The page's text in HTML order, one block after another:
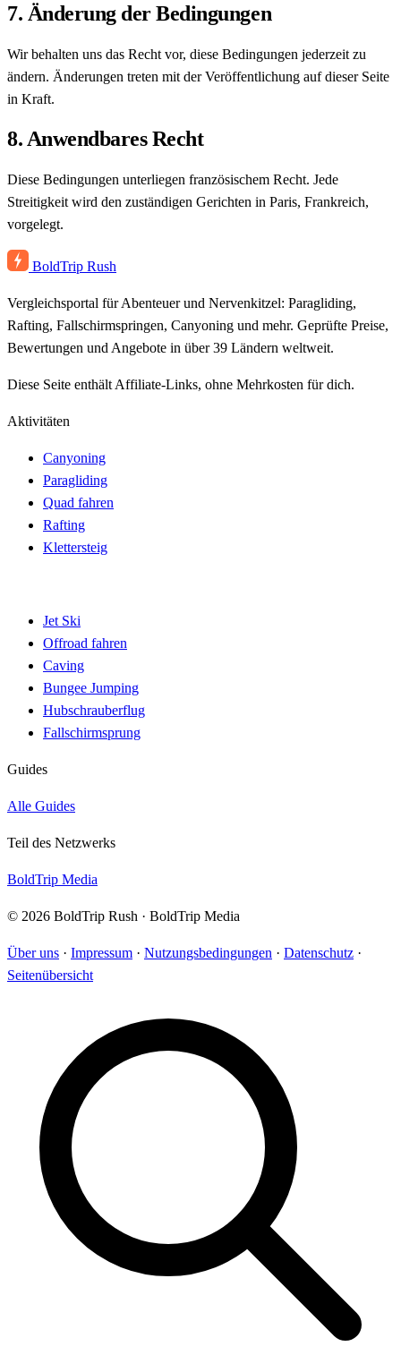
7. Änderung der Bedingungen
Wir behalten uns das Recht vor, diese Bedingungen jederzeit zu
ändern. Änderungen treten mit der Veröffentlichung auf dieser Seite
in Kraft.
8. Anwendbares Recht
Diese Bedingungen unterliegen französischem Recht. Jede
Streitigkeit wird den zuständigen Gerichten in Paris, Frankreich,
vorgelegt.
BoldTrip Rush
Vergleichsportal für Abenteuer und Nervenkitzel: Paragliding,
Rafting, Fallschirmspringen, Canyoning und mehr. Geprüfte Preise,
Bewertungen und Angebote in über 39 Ländern weltweit.
Diese Seite enthält Affiliate-Links, ohne Mehrkosten für dich.
Aktivitäten
Canyoning
Paragliding
Quad fahren
Rafting
Klettersteig
Jet Ski
Offroad fahren
Caving
Bungee Jumping
Hubschrauberflug
Fallschirmsprung
Guides
Alle Guides
Teil des Netzwerks
BoldTrip Media
© 2026 BoldTrip Rush · BoldTrip Media
Über uns · Impressum · Nutzungsbedingungen · Datenschutz ·
Seitenübersicht